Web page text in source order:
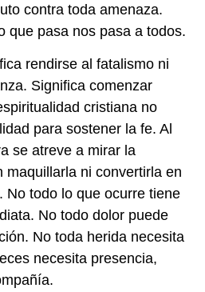
contra toda amenaza.
que pasa nos pasa a todos.
rendirse al fatalismo ni
Significa comenzar
cristiana no
para sostener la fe. Al
se atreve a mirar la
maquillarla ni convertirla en
No todo lo que ocurre tiene
No todo dolor puede
No toda herida necesita
necesita presencia,